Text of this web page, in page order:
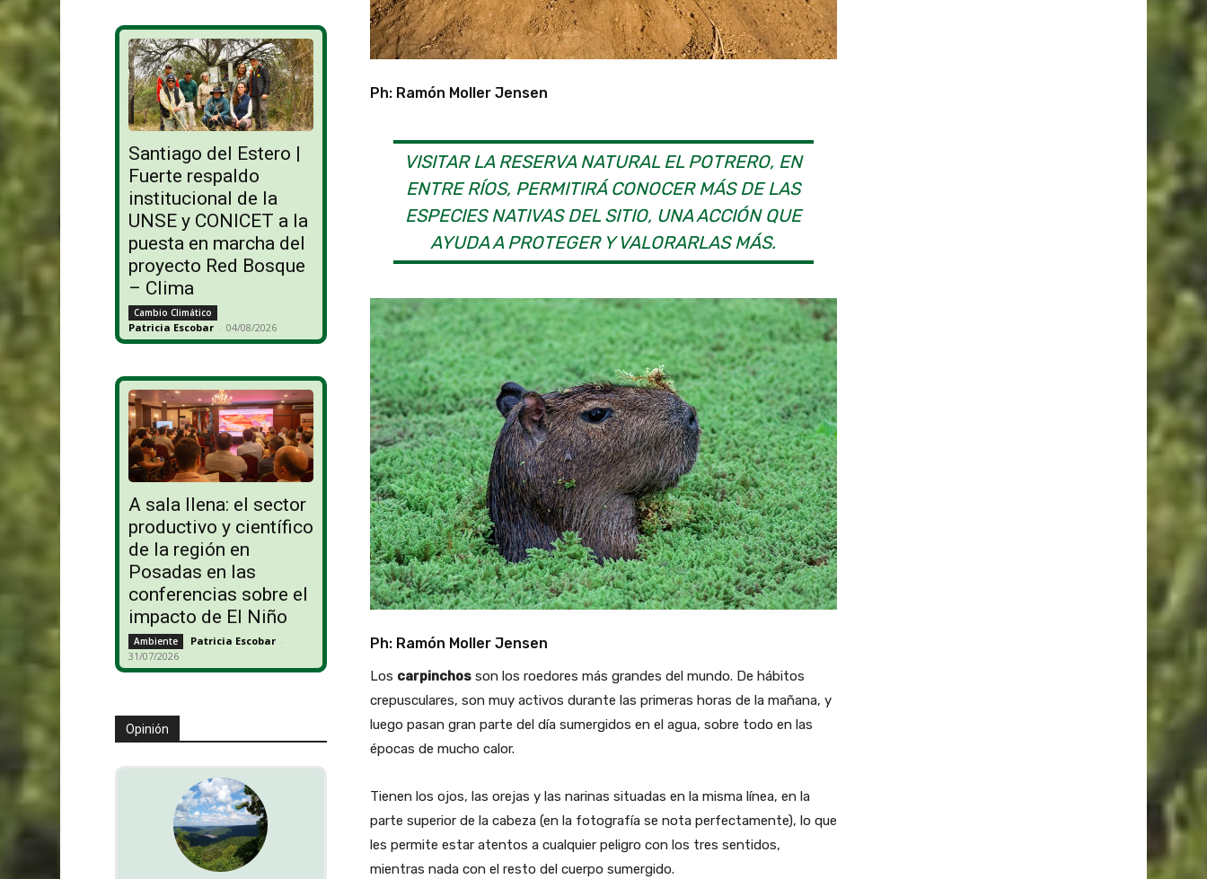
Santiago del Estero |
Fuerte respaldo
institucional de la
UNSE y CONICET a la
puesta en marcha del
proyecto Red Bosque
– Clima
Cambio Climático
Patricia Escobar - 04/08/2026
A sala llena: el sector
productivo y científico
de la región en
Posadas en las
conferencias sobre el
impacto de El Niño
Ambiente Patricia Escobar -
31/07/2026
Opinión
Ph: Ramón Moller Jensen
VISITAR LA RESERVA NATURAL EL POTRERO, EN
ENTRE RÍOS, PERMITIRÁ CONOCER MÁS DE LAS
ESPECIES NATIVAS DEL SITIO, UNA ACCIÓN QUE
AYUDA A PROTEGER Y VALORARLAS MÁS.
Ph: Ramón Moller Jensen
Los carpinchosson los roedores más grandes del mundo. De hábitos
crepusculares, son muy activos durante las primeras horas de la mañana, y
luego pasan gran parte del día sumergidos en el agua, sobre todo en las
épocas de mucho calor.
Tienen los ojos, las orejas y las narinas situadas en la misma línea, en la
parte superior de la cabeza (en la fotografía se nota perfectamente), lo que
les permite estar atentos a cualquier peligro con los tres sentidos,
mientras nada con el resto del cuerpo sumergido.